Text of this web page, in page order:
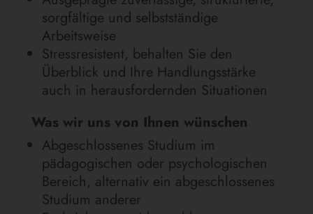
sorgfältige und selbstständige
Arbeitsweise
Stressresistent, behalten Sie den
Überblick und Ihre Handlungsstärke
auch in herausfordernden Situationen
Was wir uns von Ihnen wünschen
Abgeschlossenes Studium im
pädagogischen oder psychologischen
Bereich, alternativ ein abgeschlossenes
Studium anderer